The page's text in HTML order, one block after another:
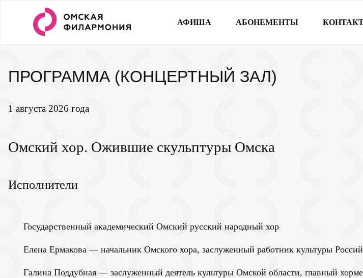
АФИША АБОНЕМЕНТЫ
ПРОГРАММА (КОНЦЕРТНЫЙ ЗАЛ)
1 августа 2026 года
Омский хор. Ожившие скульптуры Омска
Исполнители
Государственный академический Омский русский народный хор
Елена Ермакова — начальник Омского хора, заслуженный работник культуры
Галина Поддубная — заслуженный деятель культуры Омской области, главный